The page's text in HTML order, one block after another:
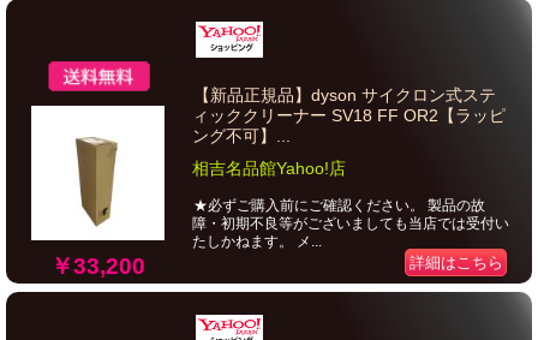
￥33,200
【新品正規品】dyson サイクロン式ステ
ィッククリーナー SV18 FF OR2【ラッピ
ング不可】...
相吉名品館Yahoo!店
★必ずご購入前にご確認ください。 製品の故
障・初期不良等がございましても当店では受付い
たしかねます。 メ...
詳細はこちら